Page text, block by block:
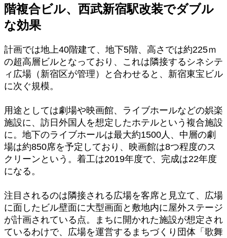
階複合ビル、西武新宿駅改装でダブル
な効果
計画では地上40階建て、地下5階、高さでは約225ｍ
の超高層ビルとなっており、これは隣接するシネシテ
ィ広場（新宿区が管理）と合わせると、新宿東宝ビル
に次ぐ規模。
用途としては劇場や映画館、ライブホールなどの娯楽
施設に、訪日外国人を想定したホテルという複合施設
に。地下のライブホールは最大約1500人、中層の劇
場は約850席を予定しており、映画館は8つ程度のス
クリーンという。着工は2019年度で、完成は22年度
になる。
注目されるのは隣接される広場を客席と見立て、広場
に面したビル壁面に大型画面と敷地内に屋外ステージ
が計画されている点。まちに開かれた施設が想定され
ているわけで、広場を運営するまちづくり団体「歌舞